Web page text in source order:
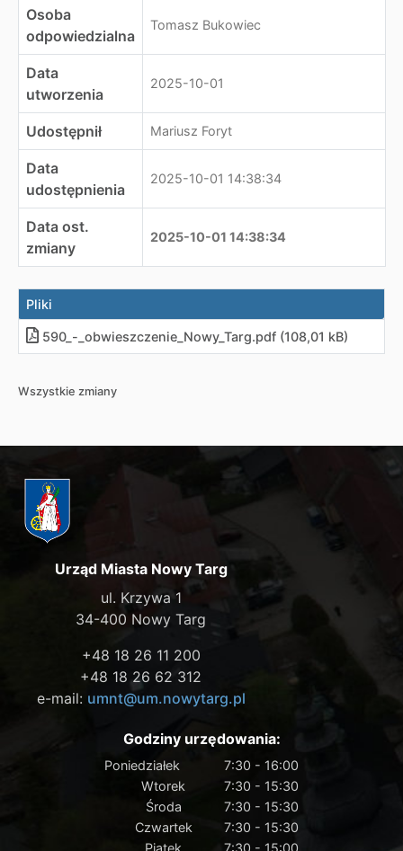
Osoba
odpowiedzialna
Tomasz Bukowiec
Data
utworzenia
2025-10-01
Udostępnił Mariusz Foryt
Data
udostępnienia
2025-10-01 14:38:34
Data ost.
zmiany
2025-10-01 14:38:34
Pliki
590_-_obwieszczenie_Nowy_Targ.pdf (108,01 kB)
Wszystkie zmiany
Urząd Miasta Nowy Targ
ul. Krzywa 1
34-400 Nowy Targ
+48 18 26 11 200
+48 18 26 62 312
e-mail: umnt@um.nowytarg.pl
Godziny urzędowania:
Poniedziałek
7:30 - 16:00
Wtorek
7:30 - 15:30
Środa
7:30 - 15:30
Czwartek
7:30 - 15:30
Piątek
7:30 - 15:00